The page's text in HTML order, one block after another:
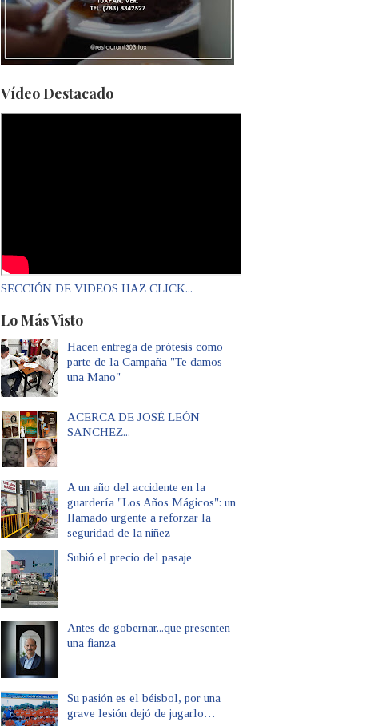
Vídeo Destacado
SECCIÓN DE VIDEOS HAZ CLICK...
Lo Más Visto
Hacen entrega de prótesis como
parte de la Campaña "Te damos
una Mano"
ACERCA DE JOSÉ LEÓN
SANCHEZ...
A un año del accidente en la
guardería "Los Años Mágicos": un
llamado urgente a reforzar la
seguridad de la niñez
Subió el precio del pasaje
Antes de gobernar...que presenten
una fianza
Su pasión es el béisbol, por una
grave lesión dejó de jugarlo…